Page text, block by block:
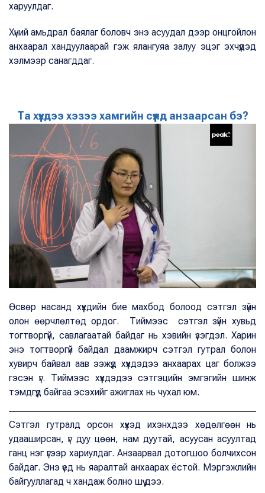
харуулдаг.
Хүний амьдрал баялаг боловч энэ асуудал дээр онцгойлон
анхаарал хандуулаарай гэж ялангуяа залуу эцэг эхчүүдэд
хэлмээр санагддаг.
Та хүүхдээ хэзээ хамгийн сүүлд анзаарсан бэ?
Өсвөр насанд хүүхдийн бие махбод болоод сэтгэл зүйн
олон өөрчлөлтөд ордог. Тиймээс сэтгэл зүйн хувьд
тогтворгүй, савлагаатай байдаг нь хэвийн үзэгдэл. Харин
энэ тогтворгүй байдал даамжирч сэтгэл гутрал болон
хувирч байвал аав ээжүүд хүүхдэдээ анхаарах цаг болжээ
гэсэн үг. Тиймээс хүүхдэдээ сэтгэцийн эмгэгийн шинж
тэмдгүүд байгаа эсэхийг ажиглах нь чухал юм.
Сэтгэл гутралд орсон хүүхэд ихэнхдээ хөдөлгөөн нь
удааширсан, үг дуу цөөн, нам дуутай, асуусан асуултад
ганц нэг үгээр хариулдаг. Анзаарвал дотогшоо болчихсон
байдаг. Энэ үед нь яаралтай анхаарах ёстой. Мэргэжлийн
байгууллагад ч хандаж болно шүү дээ.